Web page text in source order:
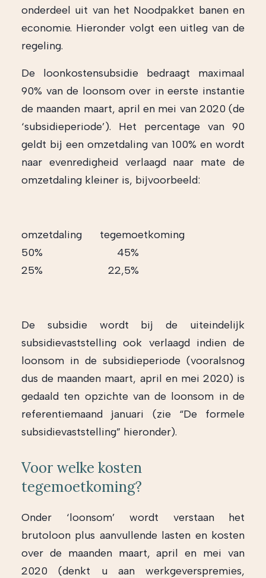
onderdeel uit van het Noodpakket banen en
economie. Hieronder volgt een uitleg van de
regeling.
De loonkostensubsidie bedraagt maximaal
90% van de loonsom over in eerste instantie
de maanden maart, april en mei van 2020 (de
‘subsidieperiode’). Het percentage van 90
geldt bij een omzetdaling van 100% en wordt
naar evenredigheid verlaagd naar mate de
omzetdaling kleiner is, bijvoorbeeld:
omzetdaling tegemoetkoming
50% 45%
25% 22,5%
De subsidie wordt bij de uiteindelijk
subsidievaststelling ook verlaagd indien de
loonsom in de subsidieperiode (vooralsnog
dus de maanden maart, april en mei 2020) is
gedaald ten opzichte van de loonsom in de
referentiemaand januari (zie “De formele
subsidievaststelling” hieronder).
Voor welke kosten
tegemoetkoming?
Onder ‘loonsom’ wordt verstaan het
brutoloon plus aanvullende lasten en kosten
over de maanden maart, april en mei van
2020 (denkt u aan werkgeverspremies,